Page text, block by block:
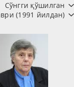
Сўнгги қўшилган
(1991 йилдан)